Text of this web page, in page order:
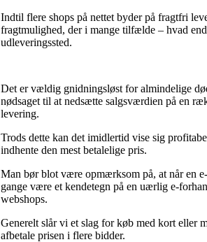
Indtil flere shops på nettet byder på fragtfri
fragtmulighed, der i mange tilfælde – hvad
udleveringssted.
Det er vældig gnidningsløst for almindelige
nødsaget til at nedsætte salgsværdien på en
levering.
Trods dette kan det imidlertid vise sig
indhente den mest betalelige pris.
Man bør blot være opmærksom på, at når en
gange være et kendetegn på en uærlig e-
webshops.
Generelt slår vi et slag for køb med kort eller
afbetale prisen i flere bidder.